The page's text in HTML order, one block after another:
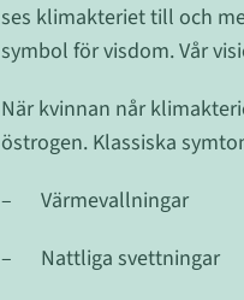
ses klimakteriet till och
symbol för visdom. Vår
När kvinnan når
östrogen. Klassiska
– Värmevallningar
– Nattliga svettningar